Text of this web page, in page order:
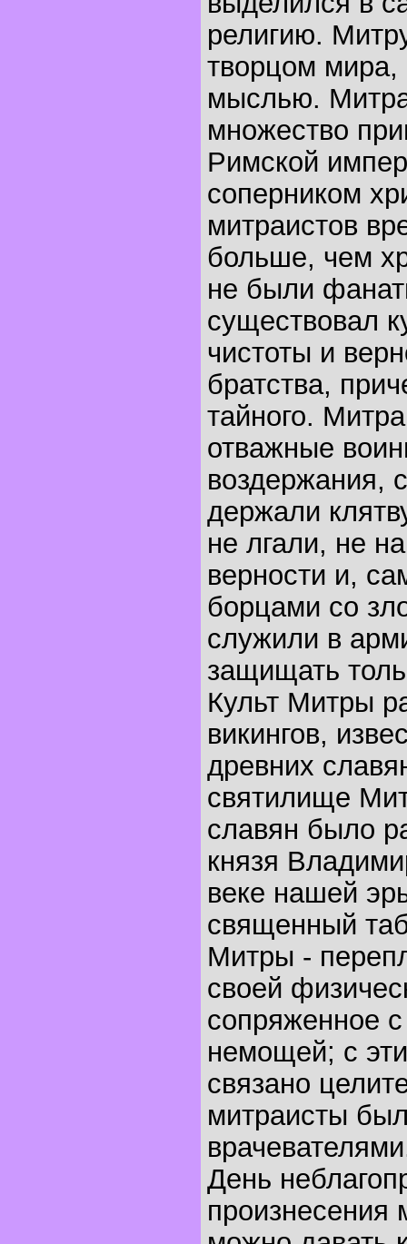
религию.
творцом мира,
мыслью.
множество
Римской
соперником
митраистов
больше, чем
не были
существовал
чистоты и
братства,
тайного.
отважные
воздержания,
держали
не лгали, не
верности и,
борцами со
служили в
защищать
Культ Митры
викингов,
древних
святилище
славян было
князя
веке нашей
священный
Митры -
своей
сопряженное
немощей; с
связано
митраисты
День
произнесения